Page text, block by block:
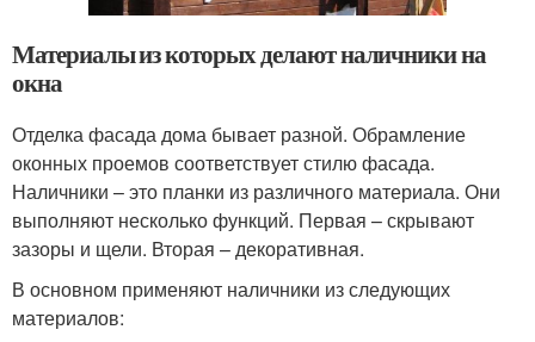
Материалы из которых делают наличники на
окна
Отделка фасада дома бывает разной. Обрамление
оконных проемов соответствует стилю фасада.
Наличники – это планки из различного материала. Они
выполняют несколько функций. Первая – скрывают
зазоры и щели. Вторая – декоративная.
В основном применяют наличники из следующих
материалов: